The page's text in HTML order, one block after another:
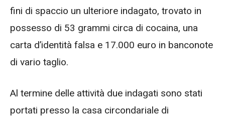
fini di spaccio un ulteriore indagato, trovato in
possesso di 53 grammi circa di cocaina, una
carta d’identità falsa e 17.000 euro in banconote
di vario taglio.
Al termine delle attività due indagati sono stati
portati presso la casa circondariale di